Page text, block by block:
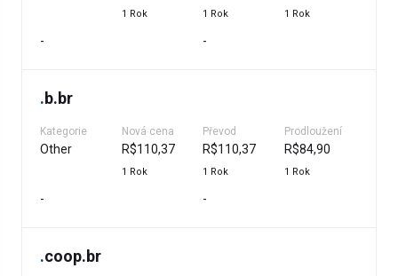
1 Rok 1 Rok 1 Rok
- -
.b.br
Kategorie
Other
Nová cena
R$110,37
1 Rok
Převod
R$110,37
1 Rok
Prodloužení
R$84,90
1 Rok
- -
.coop.br